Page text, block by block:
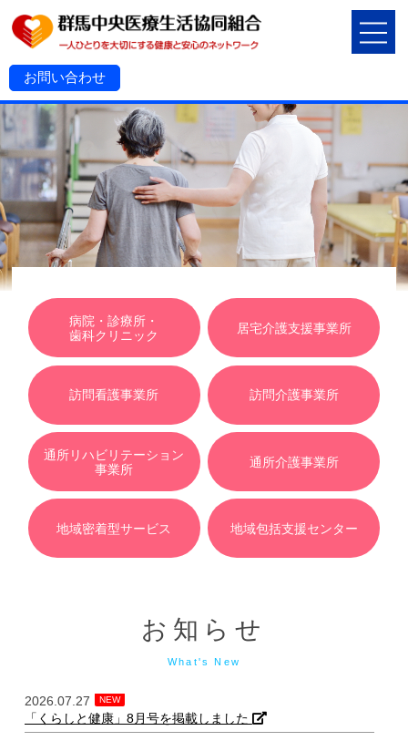
お問い合わせ
病院・診療所・
歯科クリニック
居宅介護支援事業所
訪問看護事業所 訪問介護事業所
通所リハビリテーション
事業所
通所介護事業所
地域密着型サービス 地域包括支援センター
お知らせ
What's New
2026.07.27 NEW
「くらしと健康」8月号を掲載しました